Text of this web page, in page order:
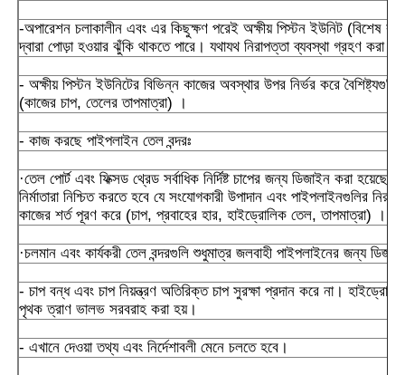
-অপারেশন চলাকালীন এবং এর কিছুক্ষণ পরেই অক্ষীয় পিস্টন ইউনিট (বিশেষ
দ্বারা পোড়া হওয়ার ঝুঁকি থাকতে পারে। যথাযথ নিরাপত্তা ব্যবস্থা গ্রহণ করা
- অক্ষীয় পিস্টন ইউনিটের বিভিন্ন কাজের অবস্থার উপর নির্ভর করে বৈশিষ্ট্যগুলি
(কাজের চাপ, তেলের তাপমাত্রা) ।
- কাজ করছে পাইপলাইন তেল বন্দরঃ
·তেল পোর্ট এবং ফিক্সড থ্রেড সর্বাধিক নির্দিষ্ট চাপের জন্য ডিজাইন করা
নির্মাতারা নিশ্চিত করতে হবে যে সংযোগকারী উপাদান এবং পাইপলাইনগুলির
কাজের শর্ত পূরণ করে (চাপ, প্রবাহের হার, হাইড্রোলিক তেল, তাপমাত্রা) ।
·চলমান এবং কার্যকরী তেল বন্দরগুলি শুধুমাত্র জলবাহী পাইপলাইনের জন্য
- চাপ বন্ধ এবং চাপ নিয়ন্ত্রণ অতিরিক্ত চাপ সুরক্ষা প্রদান করে না।
পৃথক ত্রাণ ভালভ সরবরাহ করা হয়।
- এখানে দেওয়া তথ্য এবং নির্দেশাবলী মেনে চলতে হবে।